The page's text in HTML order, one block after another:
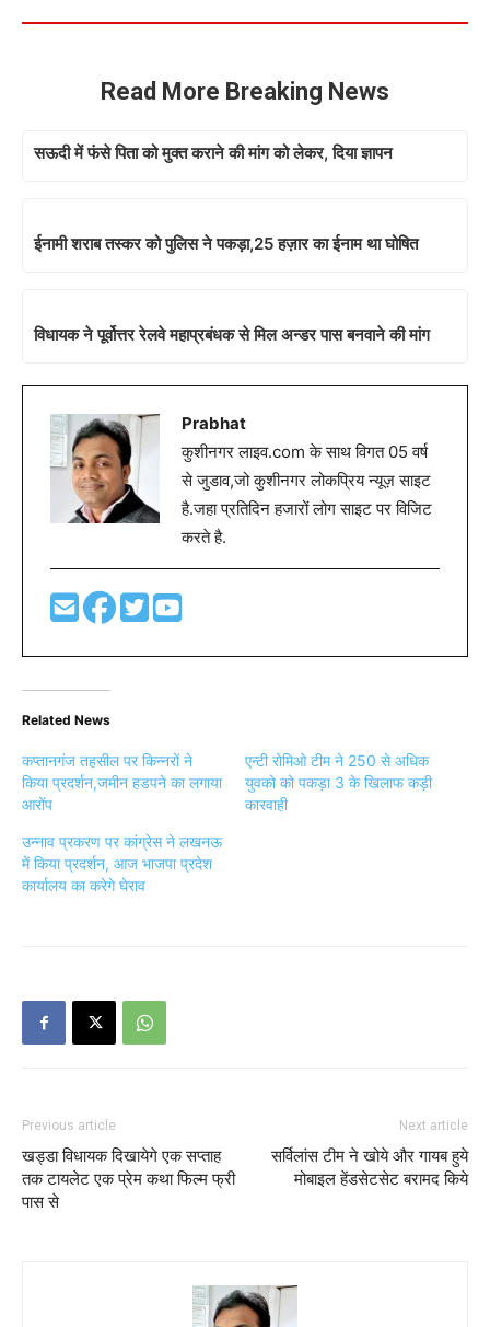
Read More Breaking News
सऊदी में फंसे पिता को मुक्त कराने की मांग को लेकर, दिया ज्ञापन
ईनामी शराब तस्कर को पुलिस ने पकड़ा,25 हज़ार का ईनाम था घोषित
विधायक ने पूर्वोत्तर रेलवे महाप्रबंधक से मिल अन्डर पास बनवाने की मांग
Prabhat
कुशीनगर लाइव.com के साथ विगत 05 वर्ष
से जुडाव,जो कुशीनगर लोकप्रिय न्यूज़ साइट
है.जहा प्रतिदिन हजारों लोग साइट पर विजिट
करते है.
Related News
कप्तानगंज तहसील पर किन्नरों ने
किया प्रदर्शन,जमीन हडपने का लगाया
आरोंप
एन्टी रोमिओ टीम ने 250 से अधिक
युवको को पकड़ा 3 के खिलाफ कड़ी
कारवाही
उन्नाव प्रकरण पर कांग्रेस ने लखनऊ
में किया प्रदर्शन, आज भाजपा प्रदेश
कार्यालय का करेगे घेराव
Previous article
खड्डा विधायक दिखायेगे एक सप्ताह
तक टायलेट एक प्रेम कथा फिल्म फ्री
पास से
Next article
सर्विलांस टीम ने खोये और गायब हुये
मोबाइल हेंडसेटसेट बरामद किये